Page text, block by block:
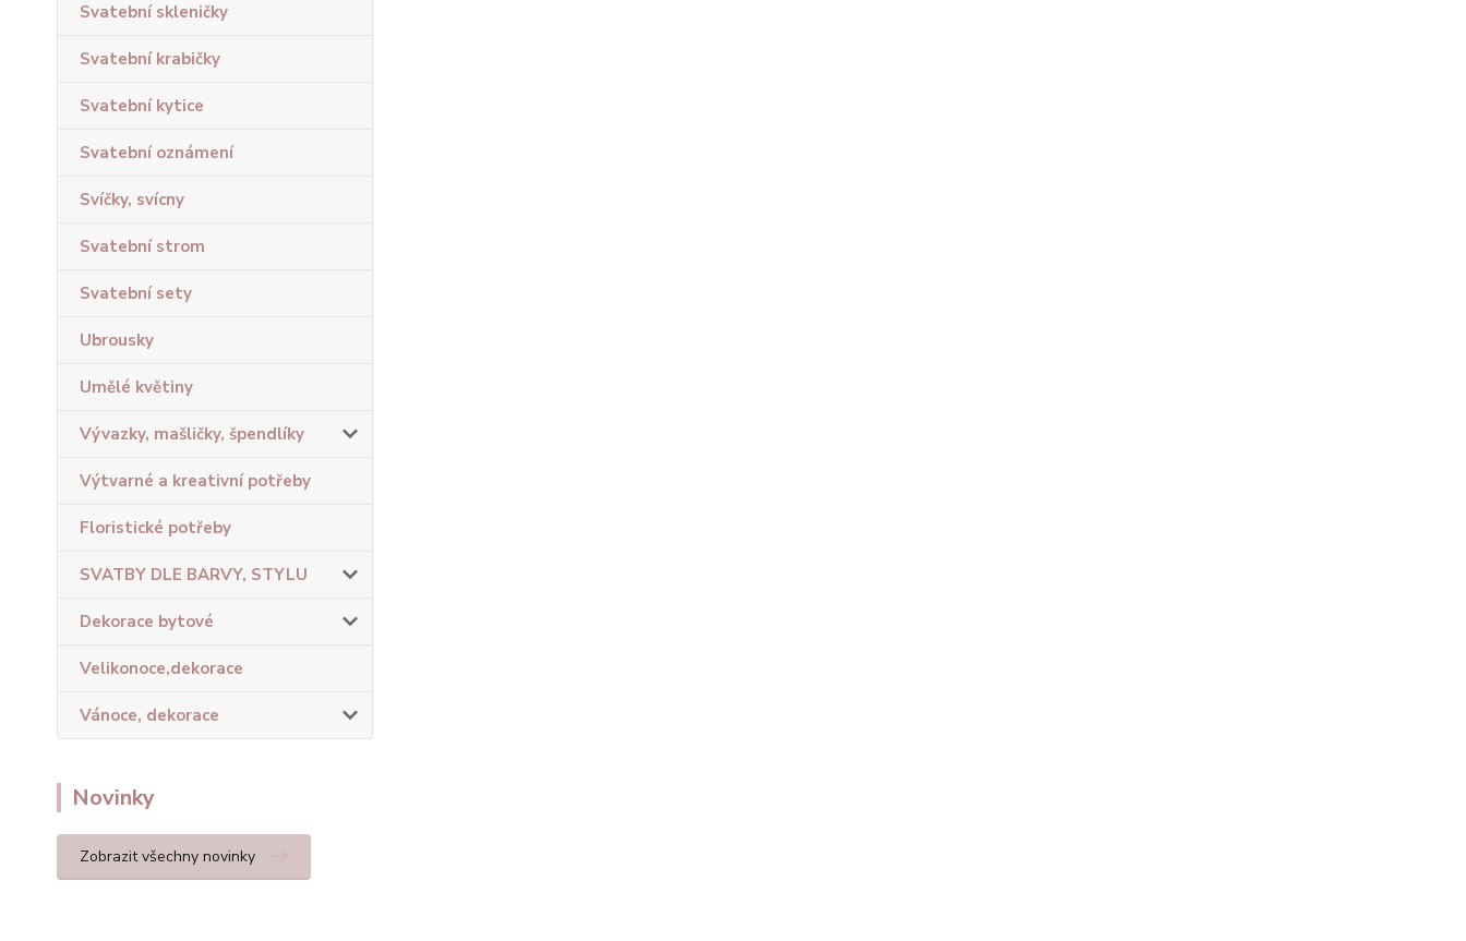
Svatební skleničky
Svatební krabičky
Svatební kytice
Svatební oznámení
Svíčky, svícny
Svatební strom
Svatební sety
Ubrousky
Umělé květiny
Vývazky, mašličky, špendlíky
Výtvarné a kreativní potřeby
Floristické potřeby
SVATBY DLE BARVY, STYLU
Dekorace bytové
Velikonoce,dekorace
Vánoce, dekorace
Novinky
Zobrazit všechny novinky